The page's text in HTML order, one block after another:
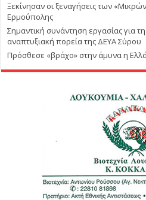
Ξεκίνησαν οι ξεναγήσεις των
Ερμούπολης
Σημαντική συνάντηση εργασίας για
αναπτυξιακή πορεία της ΔΕΥΑ Σύρου
Πρόσθεσε «βράχο» στην άμυνα η